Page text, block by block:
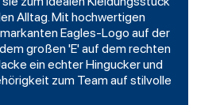
Alltag. Mit hochwertigen
Eagles-Logo auf der
großen 'E' auf dem rechten
ein echter Hingucker und
zum Team auf stilvolle